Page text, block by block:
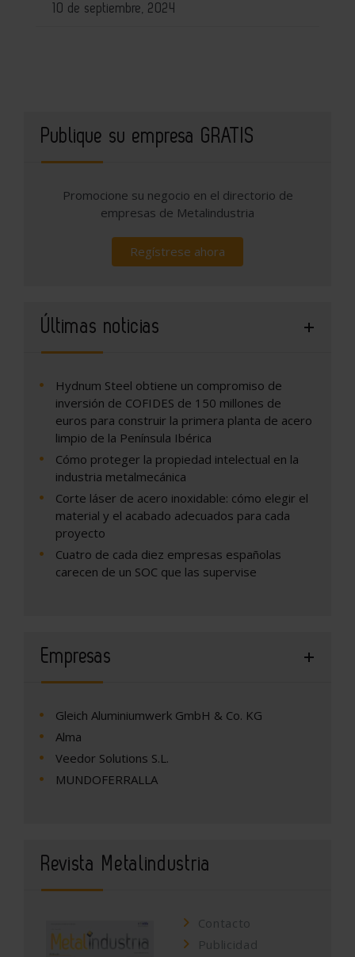
10 de septiembre, 2024
Publique su empresa GRATIS
Promocione su negocio en el directorio de
empresas de Metalindustria
Regístrese ahora
Últimas noticias
Hydnum Steel obtiene un compromiso de
inversión de COFIDES de 150 millones de
euros para construir la primera planta de acero
limpio de la Península Ibérica
Cómo proteger la propiedad intelectual en la
industria metalmecánica
Corte láser de acero inoxidable: cómo elegir el
material y el acabado adecuados para cada
proyecto
Cuatro de cada diez empresas españolas
carecen de un SOC que las supervise
Empresas
Gleich Aluminiumwerk GmbH & Co. KG
Alma
Veedor Solutions S.L.
MUNDOFERRALLA
Revista Metalindustria
Contacto
Publicidad